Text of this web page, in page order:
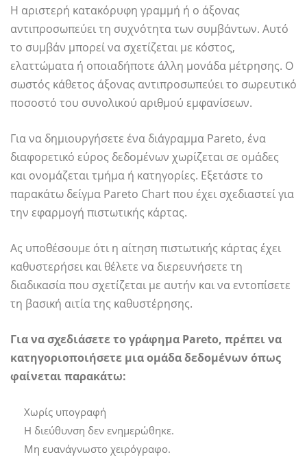
Η αριστερή κατακόρυφη γραμμή ή ο άξονας
αντιπροσωπεύει τη συχνότητα των συμβάντων. Αυτό
το συμβάν μπορεί να σχετίζεται με κόστος,
ελαττώματα ή οποιαδήποτε άλλη μονάδα μέτρησης. Ο
σωστός κάθετος άξονας αντιπροσωπεύει το σωρευτικό
ποσοστό του συνολικού αριθμού εμφανίσεων.
Για να δημιουργήσετε ένα διάγραμμα Pareto, ένα
διαφορετικό εύρος δεδομένων χωρίζεται σε ομάδες
και ονομάζεται τμήμα ή κατηγορίες. Εξετάστε το
παρακάτω δείγμα Pareto Chart που έχει σχεδιαστεί για
την εφαρμογή πιστωτικής κάρτας.
Ας υποθέσουμε ότι η αίτηση πιστωτικής κάρτας έχει
καθυστερήσει και θέλετε να διερευνήσετε τη
διαδικασία που σχετίζεται με αυτήν και να εντοπίσετε
τη βασική αιτία της καθυστέρησης.
Για να σχεδιάσετε το γράφημα Pareto, πρέπει να
κατηγοριοποιήσετε μια ομάδα δεδομένων όπως
φαίνεται παρακάτω:
Χωρίς υπογραφή
Η διεύθυνση δεν ενημερώθηκε.
Μη ευανάγνωστο χειρόγραφο.